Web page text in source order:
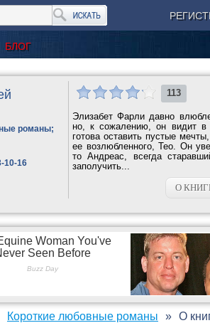
БЛОГ
романы;
10-16
113
Элизабет Фарли давно
но, к сожалению, он видит
готова оставить пустые
ее возлюбленного, Тео. Он
то Андреас, всегда
заполучить...
О
Короткие любовные романы О